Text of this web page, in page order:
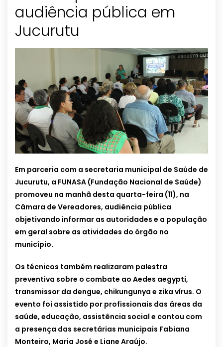
audiência pública em
Em parceria com a secretaria municipal de Saúde de
Jucurutu, a FUNASA (Fundação Nacional de Saúde)
promoveu na manhã desta quarta-feira (11), na
Câmara de Vereadores, audiência pública
objetivando informar as autoridades e a população
em geral sobre as atividades do órgão no
município.
Os técnicos também realizaram palestra
preventiva sobre o combate ao Aedes aegypti,
transmissor da dengue, chikungunya e zika vírus. O
evento foi assistido por profissionais das áreas da
saúde, educação, assistência social e contou com
a presença das secretárias municipais Fabiana
Monteiro, Maria José e Liane Araújo.